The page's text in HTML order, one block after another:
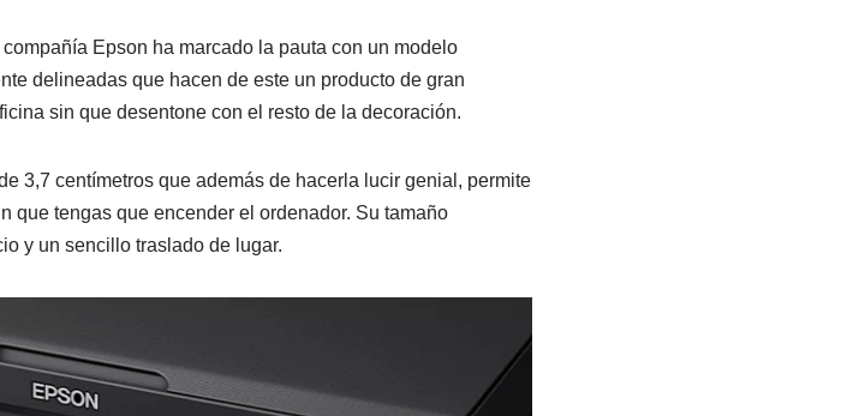
Epson ha marcado la pauta con un modelo
delineadas que hacen de este un producto de gran
sin que desentone con el resto de la decoración.
3,7 centímetros que además de hacerla lucir genial, permite
que tengas que encender el ordenador. Su tamaño
y un sencillo traslado de lugar.